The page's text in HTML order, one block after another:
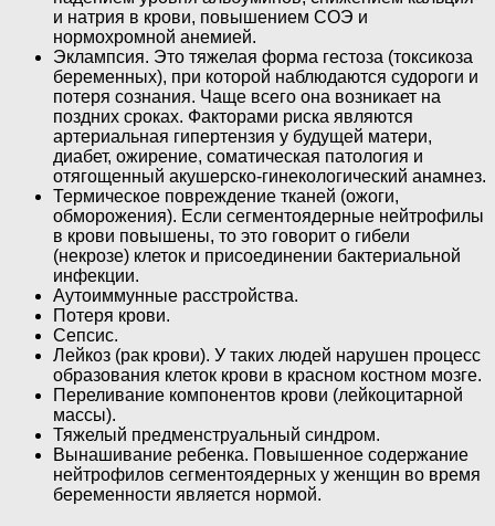
и натрия в крови, повышением СОЭ и
нормохромной анемией.
Эклампсия. Это тяжелая форма гестоза (токсикоза
беременных), при которой наблюдаются судороги и
потеря сознания. Чаще всего она возникает на
поздних сроках. Факторами риска являются
артериальная гипертензия у будущей матери,
диабет, ожирение, соматическая патология и
отягощенный акушерско-гинекологический анамнез.
Термическое повреждение тканей (ожоги,
обморожения). Если сегментоядерные нейтрофилы
в крови повышены, то это говорит о гибели
(некрозе) клеток и присоединении бактериальной
инфекции.
Аутоиммунные расстройства.
Потеря крови.
Сепсис.
Лейкоз (рак крови). У таких людей нарушен процесс
образования клеток крови в красном костном мозге.
Переливание компонентов крови (лейкоцитарной
массы).
Тяжелый предменструальный синдром.
Вынашивание ребенка. Повышенное содержание
нейтрофилов сегментоядерных у женщин во время
беременности является нормой.